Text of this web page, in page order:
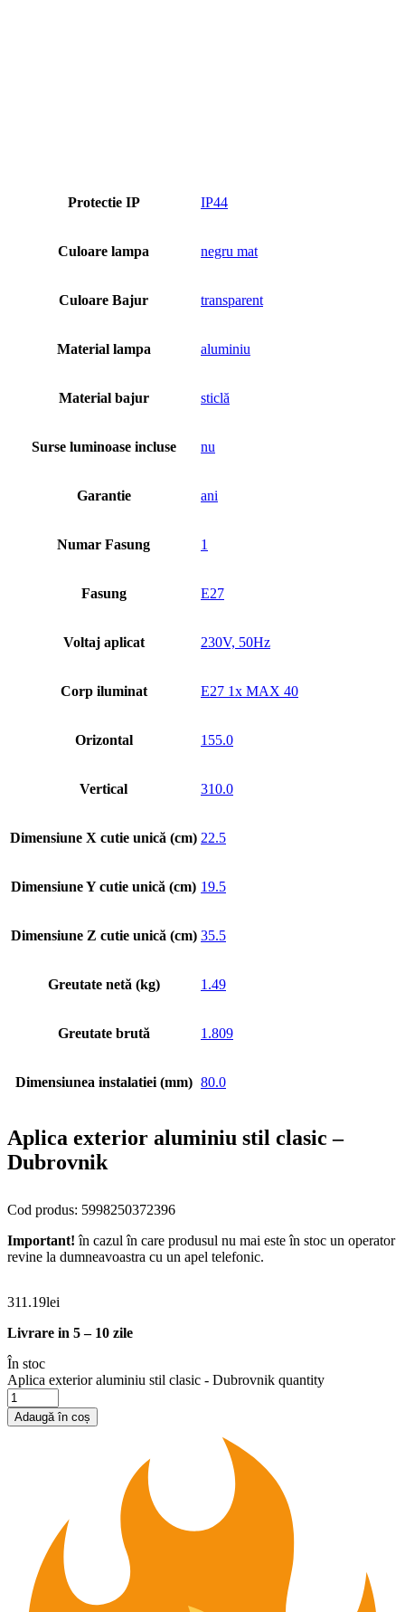
Protectie IP IP44
Culoare lampa negru mat
Culoare Bajur transparent
Material lampa aluminiu
Material bajur sticlă
Surse luminoase incluse nu
Garantie ani
Numar Fasung 1
Fasung E27
Voltaj aplicat 230V, 50Hz
Corp iluminat E27 1x MAX 40
Orizontal 155.0
Vertical 310.0
Dimensiune X cutie unică (cm) 22.5
Dimensiune Y cutie unică (cm) 19.5
Dimensiune Z cutie unică (cm) 35.5
Greutate netă (kg) 1.49
Greutate brută 1.809
Dimensiunea instalatiei (mm) 80.0
Aplica exterior aluminiu stil clasic –
Dubrovnik
Cod produs: 5998250372396
Important! în cazul în care produsul nu mai este în stoc un operator
revine la dumneavoastra cu un apel telefonic.
311.19lei
Livrare in 5 – 10 zile
În stoc
Aplica exterior aluminiu stil clasic - Dubrovnik quantity
Adaugă în coș